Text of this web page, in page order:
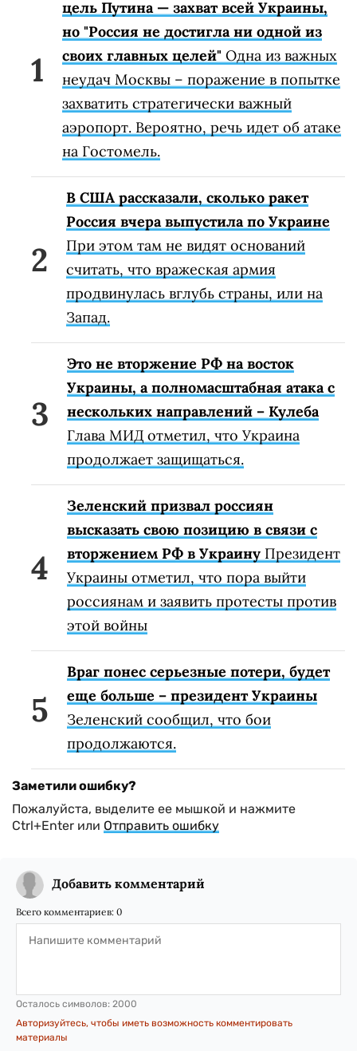
цель Путина — захват всей Украины,
но "Россия не достигла ни одной из
своих главных целей" Одна из важных
неудач Москвы – поражение в попытке
захватить стратегически важный
аэропорт. Вероятно, речь идет об атаке
на Гостомель.
В США рассказали, сколько ракет
Россия вчера выпустила по Украине
При этом там не видят оснований
считать, что вражеская армия
продвинулась вглубь страны, или на
Запад.
Это не вторжение РФ на восток
Украины, а полномасштабная атака с
нескольких направлений – Кулеба
Глава МИД отметил, что Украина
продолжает защищаться.
Зеленский призвал россиян
высказать свою позицию в связи с
вторжением РФ в Украину Президент
Украины отметил, что пора выйти
россиянам и заявить протесты против
этой войны
Враг понес серьезные потери, будет
еще больше – президент Украины
Зеленский сообщил, что бои
продолжаются.
Заметили ошибку?
Пожалуйста, выделите ее мышкой и нажмите
Ctrl+Enter или Отправить ошибку
Добавить комментарий
Всего комментариев: 0
Осталось символов: 2000
Авторизуйтесь, чтобы иметь возможность комментировать
материалы